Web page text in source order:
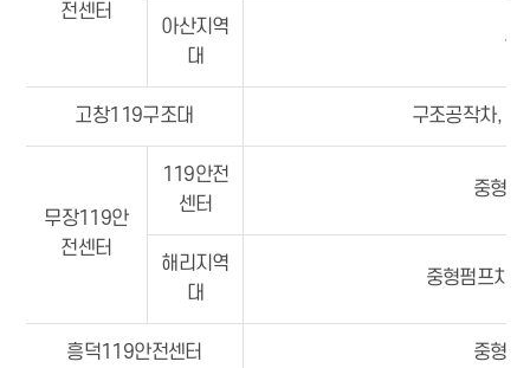
전센터
아산지역
대
중
고창119구조대 구조공작차,
무장119안
전센터
119안전
센터
중형펌
해리지역
대
중형펌프차,
흥덕119안전센터 중형펌